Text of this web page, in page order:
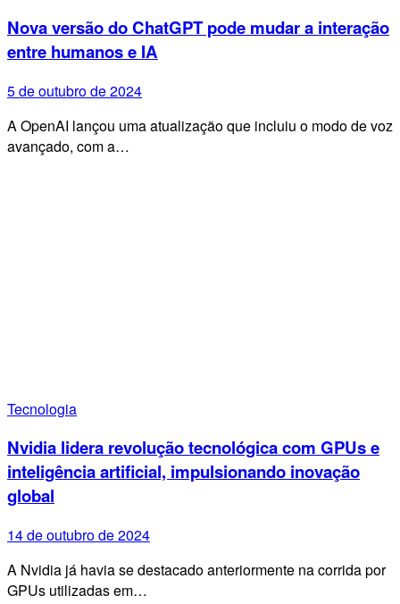
Nova versão do ChatGPT pode mudar a interação
entre humanos e IA
5 de outubro de 2024
A OpenAI lançou uma atualização que incluiu o modo de voz
avançado, com a…
Tecnologia
Nvidia lidera revolução tecnológica com GPUs e
inteligência artificial, impulsionando inovação
global
14 de outubro de 2024
A Nvidia já havia se destacado anteriormente na corrida por
GPUs utilizadas em…